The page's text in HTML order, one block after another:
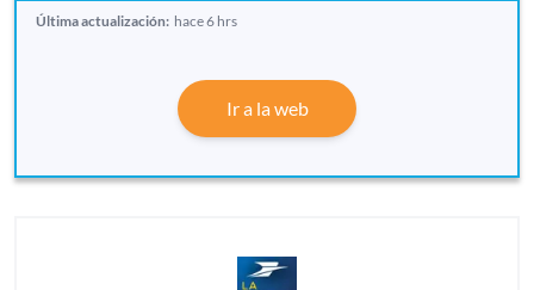
Última actualización: hace 6 hrs
Ir a la web